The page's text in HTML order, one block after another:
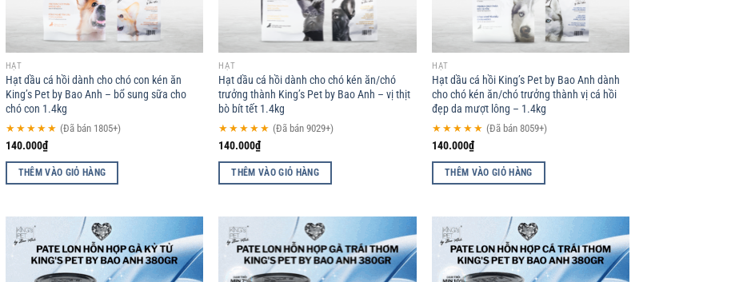
HẠT
Hạt dầu cá hồi dành cho chó con kén ăn
King’s Pet by Bao Anh – bổ sung sữa cho
chó con 1.4kg
★★★★★ (Đã bán 1805+)
140.000₫
THÊM VÀO GIỎ HÀNG
HẠT
Hạt dầu cá hồi dành cho chó kén ăn/chó
trưởng thành King’s Pet by Bao Anh – vị thịt
bò bít tết 1.4kg
★★★★★ (Đã bán 9029+)
140.000₫
THÊM VÀO GIỎ HÀNG
HẠT
Hạt dầu cá hồi King’s Pet by Bao Anh dành
cho chó kén ăn/chó trưởng thành vị cá hồi
đẹp da mượt lông – 1.4kg
★★★★★ (Đã bán 8059+)
140.000₫
THÊM VÀO GIỎ HÀNG